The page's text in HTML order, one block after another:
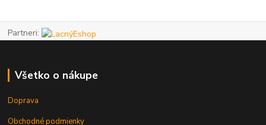
Partneri:
Všetko o nákupe
Doprava
Obchodné podmienky